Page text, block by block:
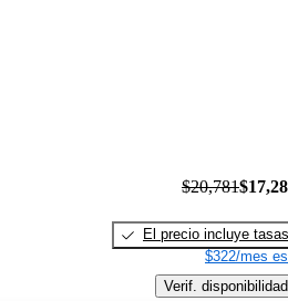
$20,781
El precio incluye tasas
$322/mes
Verif. disponibilidad